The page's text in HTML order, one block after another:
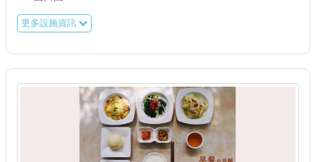
更多設施資訊